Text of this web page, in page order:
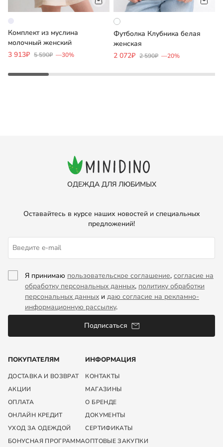
Комплект из муслина
молочный женский
3 913₽ 5 590₽ —30%
Футболка Клубника белая
женская
2 072₽ 2 590₽ —20%
ОДЕЖДА ДЛЯ ЛЮБИМЫХ
ПОКУПАТЕЛЯМ
ДОСТАВКА И ВОЗВРАТ
АКЦИИ
ОПЛАТА
ОНЛАЙН КРЕДИТ
УХОД ЗА ОДЕЖДОЙ
БОНУСНАЯ ПРОГРАММА
ИНФОРМАЦИЯ
КОНТАКТЫ
МАГАЗИНЫ
О БРЕНДЕ
ДОКУМЕНТЫ
СЕРТИФИКАТЫ
ОПТОВЫЕ ЗАКУПКИ
Оставайтесь в курсе наших новостей и специальных
предложений!
Я принимаю пользовательское соглашение, согласие на
обработку персональных данных, политику обработки
персональных данных и даю согласие на рекламно-
информационную рассылку.
Подписаться